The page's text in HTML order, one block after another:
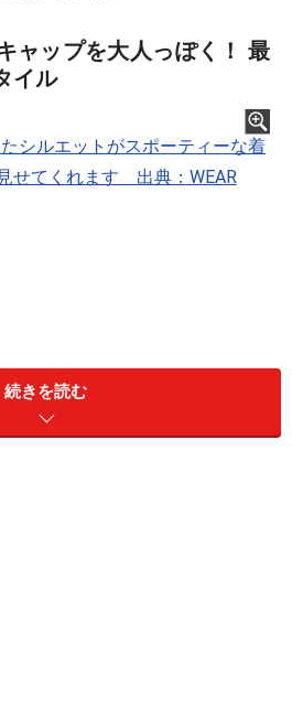
ャップを大人っぽく！ 最
イル
続きを読む